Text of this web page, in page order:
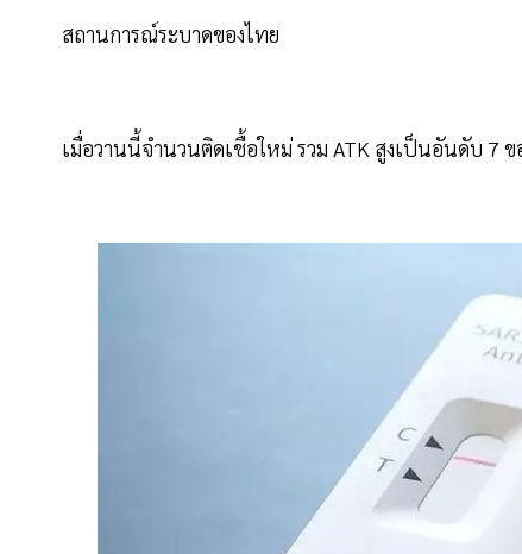
สถานการณ์ระบาดของไทย
เมื่อวานนี้จำนวนติดเชื้อใหม่ รวม ATK สูงเป็นอันดับ 7